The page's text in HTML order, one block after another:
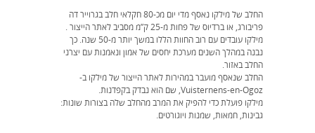
החלב של מילקו נאסף מדי יום מכ-80 חקלאי חלב בגרוייר דה
פריבורג, או ברדיוס של פחות מ-25 ק”מ מסביב לאתר הייצור .
מילקו עובדים עם רוב החוות הללו במשך יותר מ-50 שנה. כך
נבנה במהלך השנים מערכת יחסים של אמון ונאמנות עם יצרני
החלב באזור.
החלב שנאסף מועבר במהירות לאתר הייצור של מילקו ב-
Vuisternens-en-Ogoz, שם הוא נבדק בקפדנות.
מילקו פועלת כדי להפיק את המרב מהחלב שלה בצורות שונות:
גבינות, חמאות, שמנות ויוגורטים.